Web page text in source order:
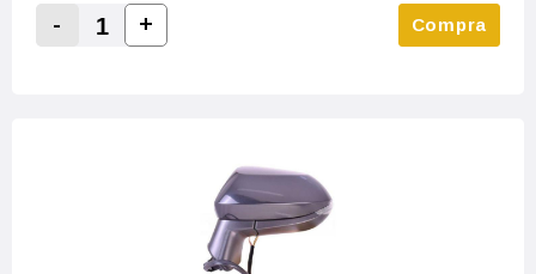
Decrease Quantity:
-
Increase Quantity:
+ Compra